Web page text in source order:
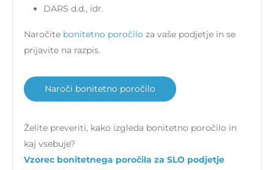
DARS d.d., idr.
Naročite bonitetno poročilo za vaše podjetje in se
prijavite na razpis.
Naroči bonitetno poročilo
Želite preveriti, kako izgleda bonitetno poročilo in
kaj vsebuje?
Vzorec bonitetnega poročila za SLO podjetje